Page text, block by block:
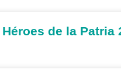
de la Patria